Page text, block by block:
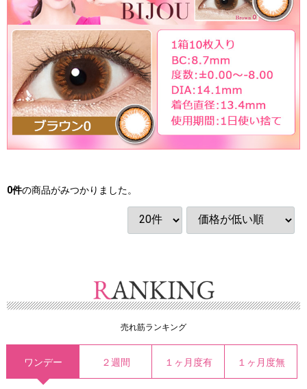
0件の商品がみつかりました。
売れ筋ランキング
ワンデー ２週間 １ヶ月度有 １ヶ月度無